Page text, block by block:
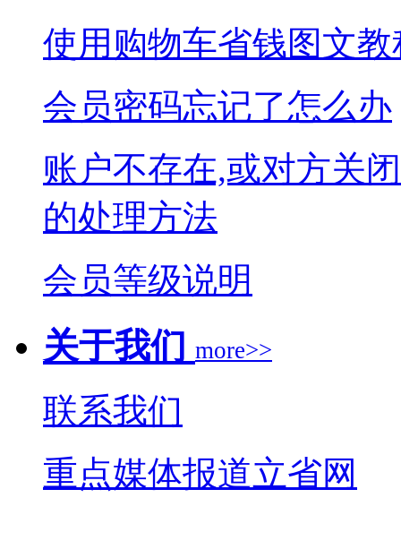
使用购物车省钱图文教
会员密码忘记了怎么办
账户不存在,或对方关
的处理方法
会员等级说明
关于我们 more>>
联系我们
重点媒体报道立省网